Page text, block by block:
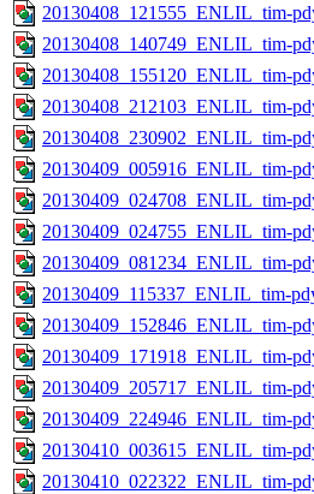
20130408_121555_ENLIL_tim-
20130408_140749_ENLIL_tim-
20130408_155120_ENLIL_tim-
20130408_212103_ENLIL_tim-
20130408_230902_ENLIL_tim-
20130409_005916_ENLIL_tim-
20130409_024708_ENLIL_tim-
20130409_024755_ENLIL_tim-
20130409_081234_ENLIL_tim-
20130409_115337_ENLIL_tim-
20130409_152846_ENLIL_tim-
20130409_171918_ENLIL_tim-
20130409_205717_ENLIL_tim-
20130409_224946_ENLIL_tim-
20130410_003615_ENLIL_tim-
20130410_022322_ENLIL_tim-